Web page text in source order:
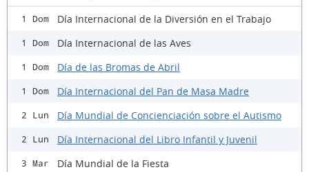
1 Dom Día Internacional de la Diversión en el Trabajo
1 Dom Día Internacional de las Aves
1 Dom Día de las Bromas de Abril
1 Dom Día Internacional del Pan de Masa Madre
2 Lun Día Mundial de Concienciación sobre el Autismo
2 Lun Día Internacional del Libro Infantil y Juvenil
3 Mar Día Mundial de la Fiesta